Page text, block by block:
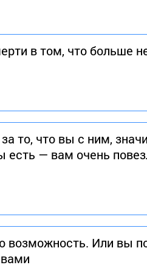
в том, что больше
то, что вы с ним,
есть — вам очень
возможность. Или вы